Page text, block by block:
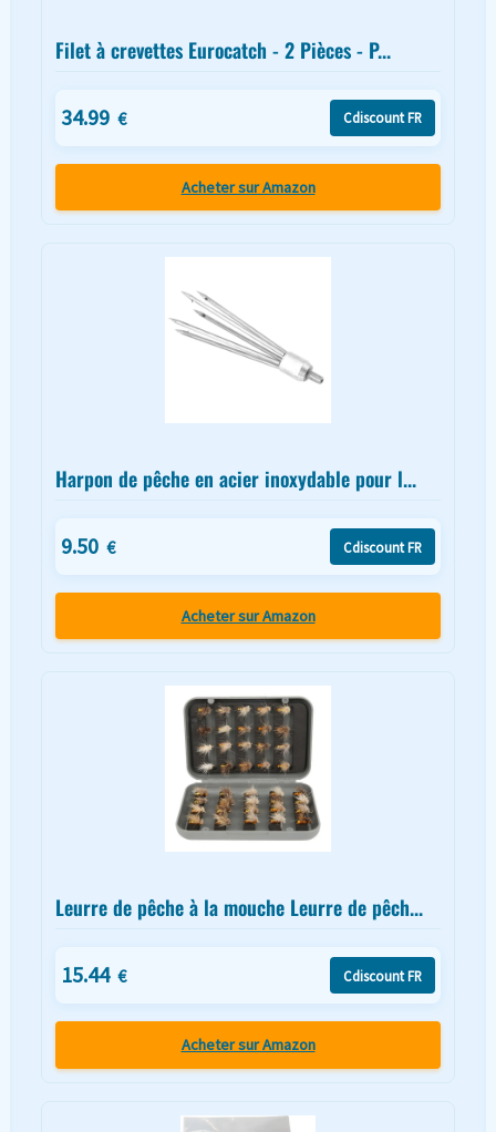
Filet à crevettes Eurocatch - 2 Pièces - P...
34.99 € Cdiscount FR
Acheter sur Amazon
Harpon de pêche en acier inoxydable pour l...
9.50 € Cdiscount FR
Acheter sur Amazon
Leurre de pêche à la mouche Leurre de pêch...
15.44 € Cdiscount FR
Acheter sur Amazon